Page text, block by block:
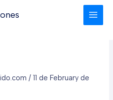
/11 de February de